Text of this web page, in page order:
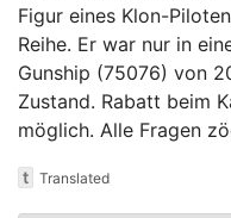
Figur eines Klon-
Reihe. Er war nur in
Gunship (75076) von
Zustand. Rabatt beim
möglich. Alle Fragen
t Translated